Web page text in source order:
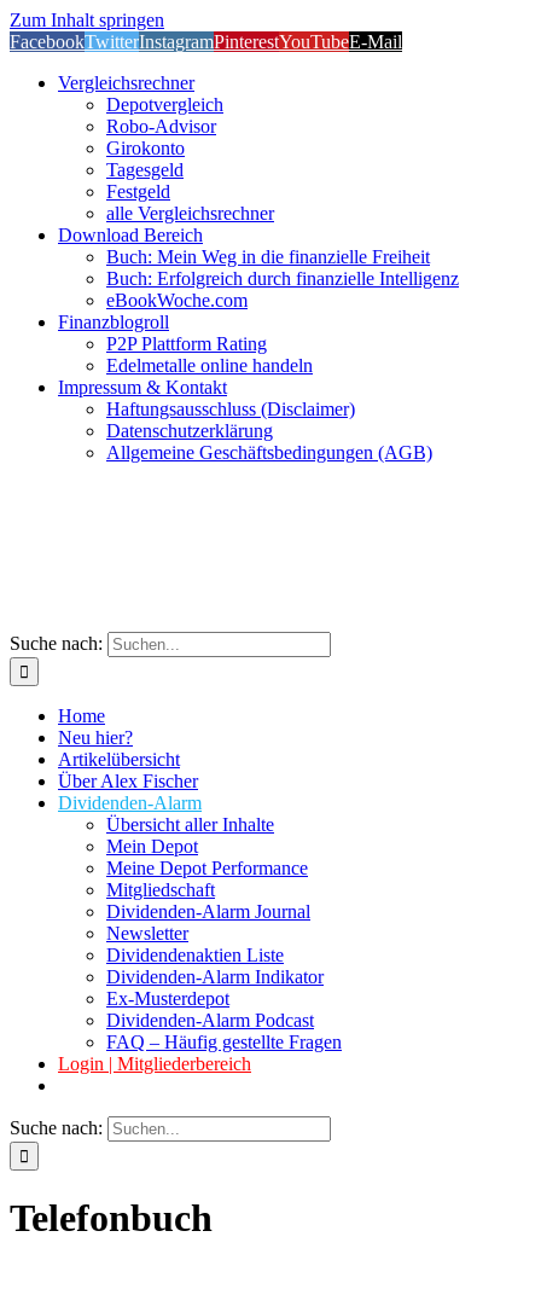
Zum Inhalt springen
FacebookTwitterInstagramPinterestYouTubeE-Mail
Vergleichsrechner
Depotvergleich
Robo-Advisor
Girokonto
Tagesgeld
Festgeld
alle Vergleichsrechner
Download Bereich
Buch: Mein Weg in die finanzielle Freiheit
Buch: Erfolgreich durch finanzielle Intelligenz
eBookWoche.com
Finanzblogroll
P2P Plattform Rating
Edelmetalle online handeln
Impressum & Kontakt
Haftungsausschluss (Disclaimer)
Datenschutzerklärung
Allgemeine Geschäftsbedingungen (AGB)
Suche nach:
Home
Neu hier?
Artikelübersicht
Über Alex Fischer
Dividenden-Alarm
Übersicht aller Inhalte
Mein Depot
Meine Depot Performance
Mitgliedschaft
Dividenden-Alarm Journal
Newsletter
Dividendenaktien Liste
Dividenden-Alarm Indikator
Ex-Musterdepot
Dividenden-Alarm Podcast
FAQ – Häufig gestellte Fragen
Login | Mitgliederbereich
Suche nach:
Telefonbuch